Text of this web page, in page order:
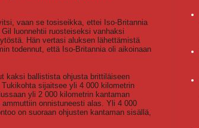
vaan se tosiseikka, ettei Iso-Britannia
luonnehtii ruosteiseksi vanhaksi
Hän vertasi aluksen lähettämistä
todennut, että Iso-Britannia oli aikoinaan
kaksi ballistista ohjusta brittiläiseen
sijaitsee yli 4 000 kilometrin
yli 2 000 kilometrin kantaman
onnistuneesti alas. Yli 4 000
on suoraan ohjusten kantaman sisällä,